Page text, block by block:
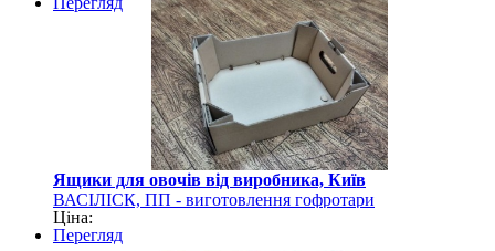
Ящики для овочів від виробника, Київ
ВАСІЛІСК, ПП - виготовлення гофротари
Ціна:
Перегляд